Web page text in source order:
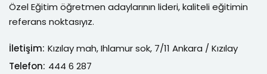
Özel Eğitim öğretmen adaylarının lideri, kaliteli eğitimin
referans noktasıyız.
İletişim: Kızılay mah, Ihlamur sok, 7/11 Ankara / Kızılay
Telefon: 444 6 287